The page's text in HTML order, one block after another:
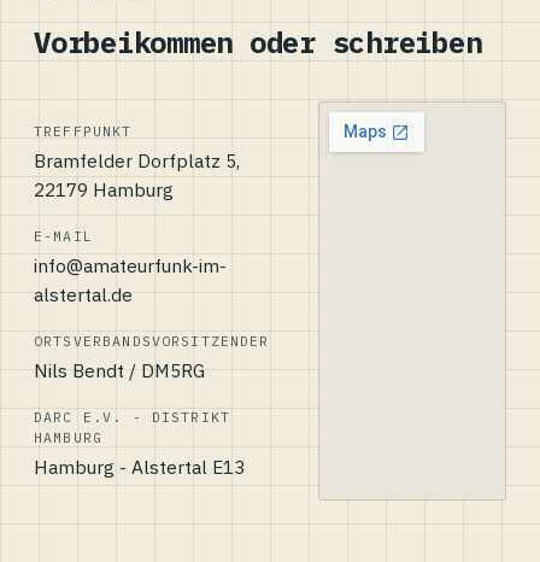
Vorbeikommen oder schreiben
TREFFPUNKT
Bramfelder Dorfplatz 5,
22179 Hamburg
E-MAIL
info@amateurfunk-im-
alstertal.de
ORTSVERBANDSVORSITZENDER
Nils Bendt / DM5RG
DARC E.V. - DISTRIKT
HAMBURG
Hamburg - Alstertal E13